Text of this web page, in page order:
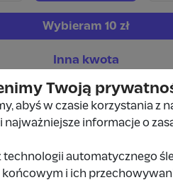
Wybieram 10 zł
Inna kwota
Udostępnij Zgłoś
Twoją
abyś w czasie korzystania z
informacje o
automatycznego
i ich